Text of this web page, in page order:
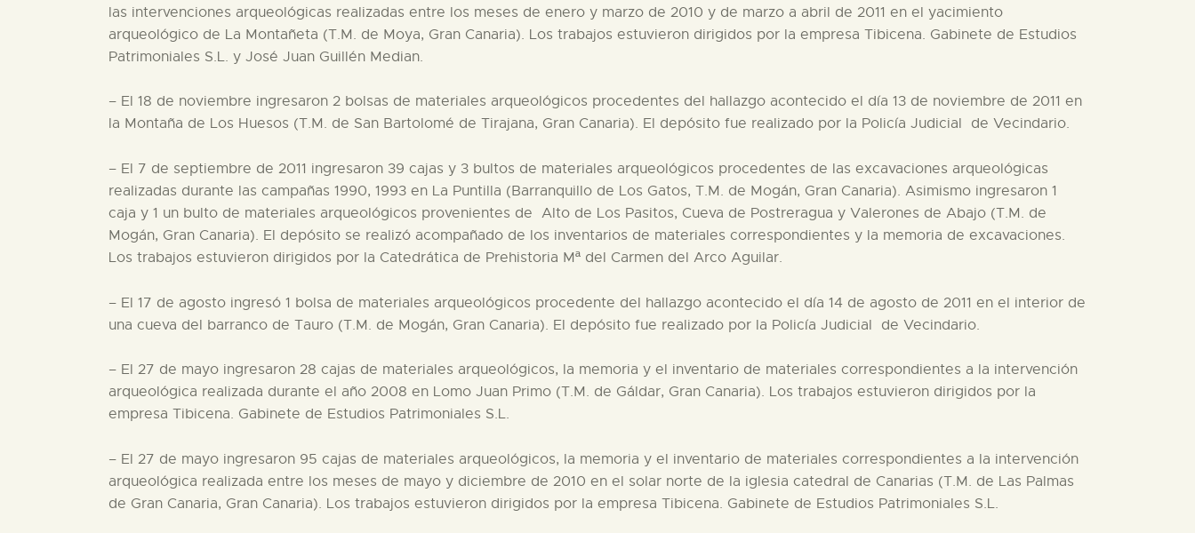
EL MUSEO
ESPAÑOL
las intervenciones arqueológicas realizadas entre los meses de enero y marzo de 2010 y de marzo a abril de 2011 en el yacimiento
arqueológico de La Montañeta (T.M. de Moya, Gran Canaria). Los trabajos estuvieron dirigidos por la empresa Tibicena. Gabinete de Estudios
Patrimoniales S.L. y José Juan Guillén Median.
– El 18 de noviembre ingresaron 2 bolsas de materiales arqueológicos procedentes del hallazgo acontecido el día 13 de noviembre de 2011 en
la Montaña de Los Huesos (T.M. de San Bartolomé de Tirajana, Gran Canaria). El depósito fue realizado por la Policía Judicial de Vecindario.
– El 7 de septiembre de 2011 ingresaron 39 cajas y 3 bultos de materiales arqueológicos procedentes de las excavaciones arqueológicas
realizadas durante las campañas 1990, 1993 en La Puntilla (Barranquillo de Los Gatos, T.M. de Mogán, Gran Canaria). Asimismo ingresaron 1
caja y 1 un bulto de materiales arqueológicos provenientes de Alto de Los Pasitos, Cueva de Postreragua y Valerones de Abajo (T.M. de
Mogán, Gran Canaria). El depósito se realizó acompañado de los inventarios de materiales correspondientes y la memoria de excavaciones.
Los trabajos estuvieron dirigidos por la Catedrática de Prehistoria Mª del Carmen del Arco Aguilar.
– El 17 de agosto ingresó 1 bolsa de materiales arqueológicos procedente del hallazgo acontecido el día 14 de agosto de 2011 en el interior de
una cueva del barranco de Tauro (T.M. de Mogán, Gran Canaria). El depósito fue realizado por la Policía Judicial de Vecindario.
– El 27 de mayo ingresaron 28 cajas de materiales arqueológicos, la memoria y el inventario de materiales correspondientes a la intervención
arqueológica realizada durante el año 2008 en Lomo Juan Primo (T.M. de Gáldar, Gran Canaria). Los trabajos estuvieron dirigidos por la
empresa Tibicena. Gabinete de Estudios Patrimoniales S.L.
– El 27 de mayo ingresaron 95 cajas de materiales arqueológicos, la memoria y el inventario de materiales correspondientes a la intervención
arqueológica realizada entre los meses de mayo y diciembre de 2010 en el solar norte de la iglesia catedral de Canarias (T.M. de Las Palmas
de Gran Canaria, Gran Canaria). Los trabajos estuvieron dirigidos por la empresa Tibicena. Gabinete de Estudios Patrimoniales S.L.